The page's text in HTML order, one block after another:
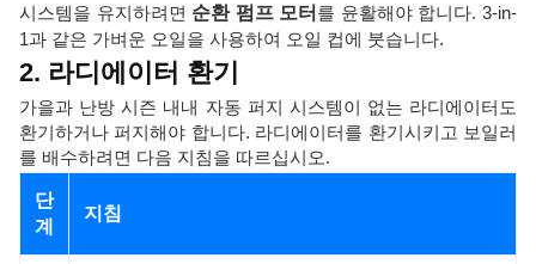
시스템을 유지하려면 순환 펌프 모터 를 윤활해야 합니다. 3-in-
1과 같은 가벼운 오일을 사용하여 오일 컵에 붓습니다.
2. 라디에이터 환기
가을과 난방 시즌 내내 자동 퍼지 시스템이 없는 라디에이터도
환기하거나 퍼지해야 합니다. 라디에이터를 환기시키고 보일러
를 배수하려면 다음 지침을 따르십시오.
단
계
지침